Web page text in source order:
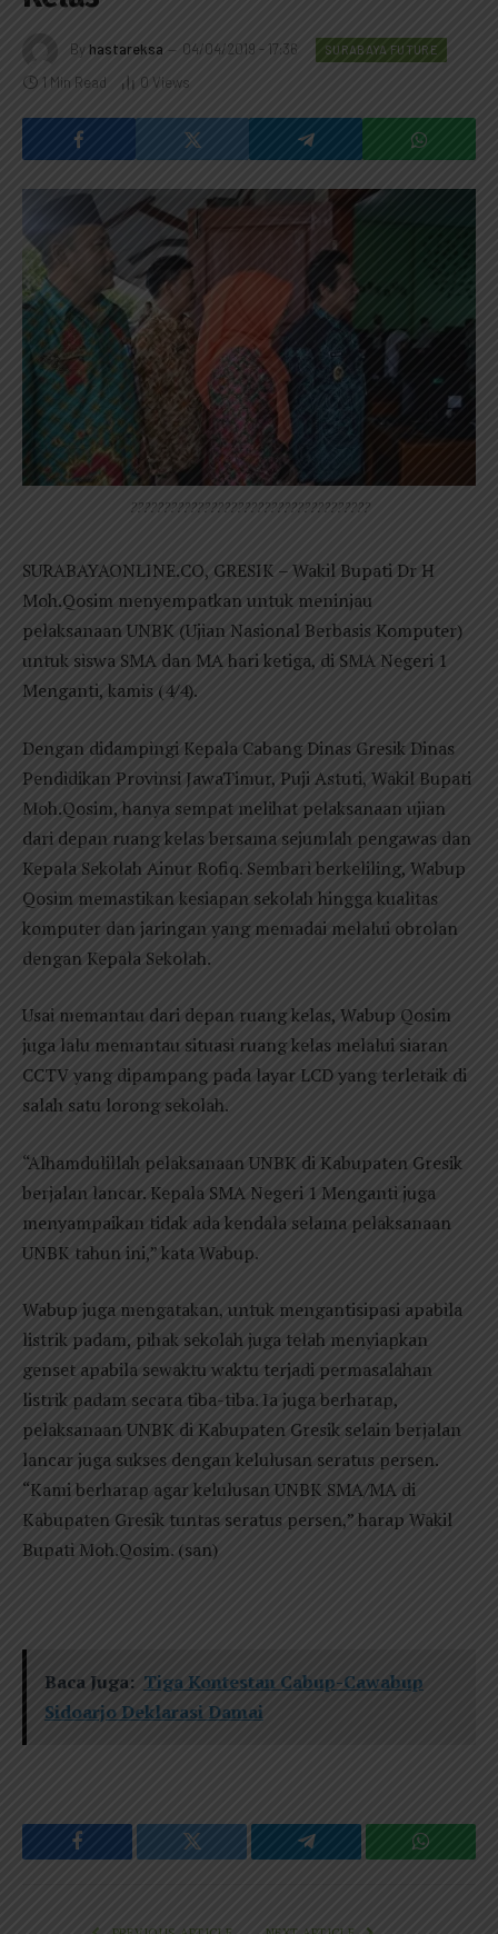
By hastareksa 04/04/2019 - 17:36 SURABAYA FUTURE
1 Min Read 0 Views
????????????????????????????????????
SURABAYAONLINE.CO, GRESIK – Wakil Bupati Dr H
Moh.Qosim menyempatkan untuk meninjau
pelaksanaan UNBK (Ujian Nasional Berbasis Komputer)
untuk siswa SMA dan MA hari ketiga, di SMA Negeri 1
Menganti, kamis (4/4).
Dengan didampingi Kepala Cabang Dinas Gresik Dinas
Pendidikan Provinsi JawaTimur, Puji Astuti, Wakil Bupati
Moh.Qosim, hanya sempat melihat pelaksanaan ujian
dari depan ruang kelas bersama sejumlah pengawas dan
Kepala Sekolah Ainur Rofiq. Sembari berkeliling, Wabup
Qosim memastikan kesiapan sekolah hingga kualitas
komputer dan jaringan yang memadai melalui obrolan
dengan Kepala Sekolah.
Usai memantau dari depan ruang kelas, Wabup Qosim
juga lalu memantau situasi ruang kelas melalui siaran
CCTV yang dipampang pada layar LCD yang terletaik di
salah satu lorong sekolah.
“Alhamdulillah pelaksanaan UNBK di Kabupaten Gresik
berjalan lancar. Kepala SMA Negeri 1 Menganti juga
menyampaikan tidak ada kendala selama pelaksanaan
UNBK tahun ini,” kata Wabup.
Wabup juga mengatakan, untuk mengantisipasi apabila
listrik padam, pihak sekolah juga telah menyiapkan
genset apabila sewaktu waktu terjadi permasalahan
listrik padam secara tiba-tiba. Ia juga berharap,
pelaksanaan UNBK di Kabupaten Gresik selain berjalan
lancar juga sukses dengan kelulusan seratus persen.
“Kami berharap agar kelulusan UNBK SMA/MA di
Kabupaten Gresik tuntas seratus persen,” harap Wakil
Bupati Moh.Qosim. (san)
Baca Juga: Tiga Kontestan Cabup-Cawabup
Sidoarjo Deklarasi Damai
Facebook Twitter Telegram